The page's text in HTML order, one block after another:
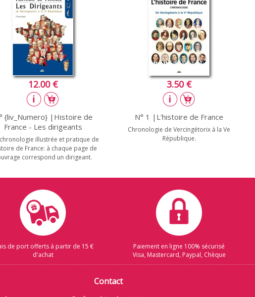
12.00 €
{liv_Numero} |Histoire de
France - Les dirigeants
illustrée et pratique de
de France: à chaque page de
correspond un dirigeant.
3.50 €
N° 1 |L'histoire de France
Chronologie de Vercingétorix à la Ve
République.
de port offerts à partir de 15 €
d'achat
Paiement en ligne 100% sécurisé
Visa, Mastercard, Paypal, Chèque
Contact